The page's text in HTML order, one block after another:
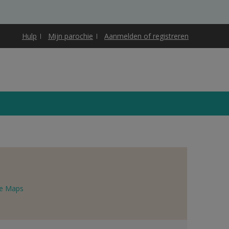
Hulp Mijn parochie Aanmelden of registreren
Maps